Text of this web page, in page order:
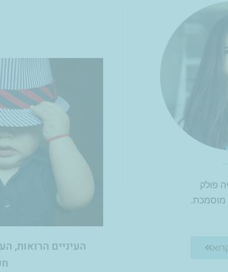
פולק
מוסמכת.
העיניים הרואות,